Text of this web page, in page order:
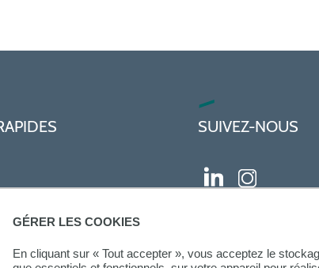
GÉRER LES COOKIES
En cliquant sur « Tout accepter », vous acceptez le
des étudiants
SUIVEZ-NOUS